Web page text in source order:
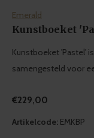
Emerald
Kunstboeket
Kunstboeket 'Pastel'
samengesteld voor
€229,00
Artikelcode: EMKBP